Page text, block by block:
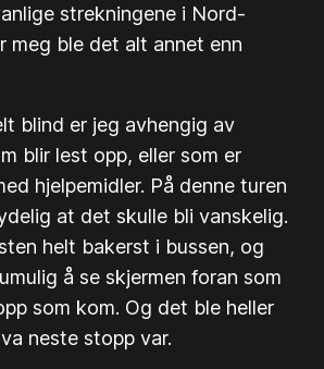
strekningene i Nord-
meg ble det alt annet enn
blind er jeg avhengig av
blir lest opp, eller som er
hjelpemidler. På denne turen
at det skulle bli vanskelig.
helt bakerst i bussen, og
å se skjermen foran som
som kom. Og det ble heller
neste stopp var.